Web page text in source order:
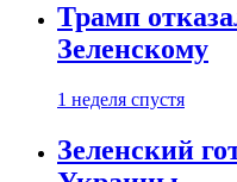
Трамп
Зеленскому
1 неделя спустя
Зеленский